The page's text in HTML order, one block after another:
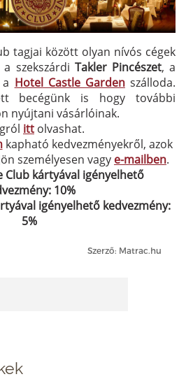
tagjai között olyan nívós cégek
szekszárdi Takler Pincészet, a
Hotel Castle Gardenszálloda.
becégünk is hogy további
nyújtani vásárlóinak.
itt olvashat.
kapható kedvezményekről, azok
személyesen vagy e-mailben.
Club kártyával igényelhető
10%
igényelhető kedvezmény:
5%
Szerző: Matrac.hu